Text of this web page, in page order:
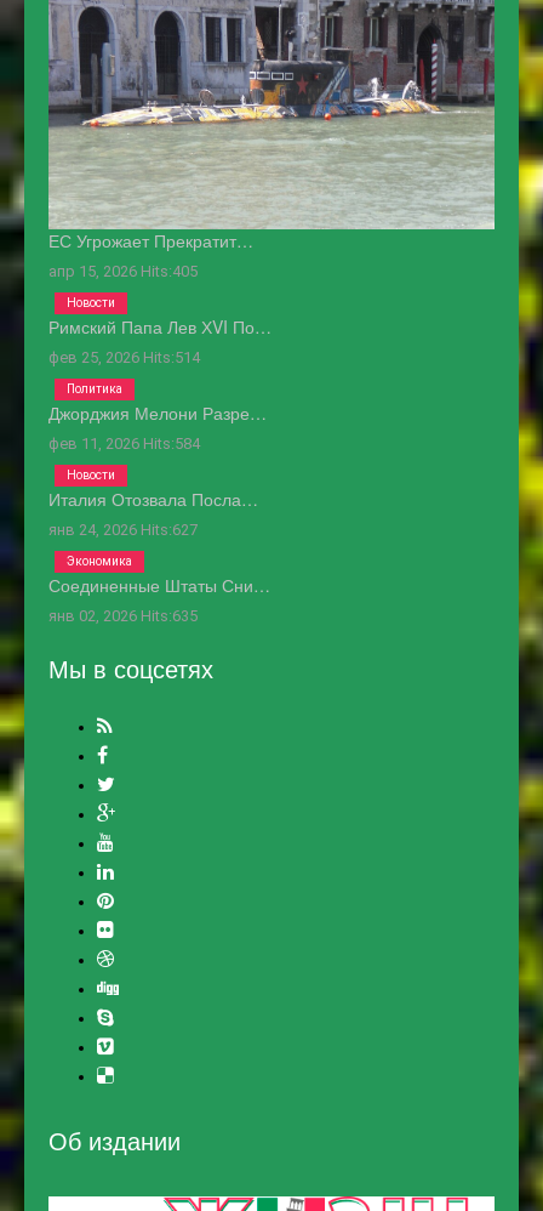
ЕС Угрожает Прекратит…
апр 15, 2026 Hits:405
Римский Папа Лев ХVI По…
фев 25, 2026 Hits:514
Новости
Джорджия Мелони Разре…
фев 11, 2026 Hits:584
Политика
Италия Отозвала Посла…
янв 24, 2026 Hits:627
Новости
Соединенные Штаты Сни…
янв 02, 2026 Hits:635
Экономика
Мы в соцсетях
Об издании